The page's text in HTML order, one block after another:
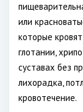
или
которые
глотании,
суставах без
лихорадка,
кровотечение.